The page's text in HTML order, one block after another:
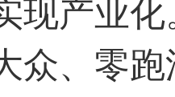
众、零